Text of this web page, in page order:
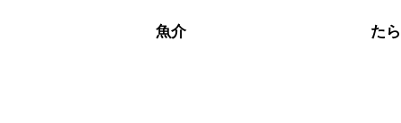
※日持ちは目安です。
魚介 た